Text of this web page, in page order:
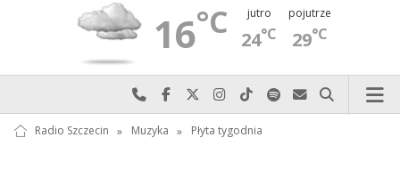
16°C jutro
24°C
pojutrze
29°C
Najlepiej po prostu do nas zadzwoń
Odwiedź nas na Facebook-u
Odwiedź nas na X
Odwiedź nas na Instagram-ie
Odwiedź nas na TikTok-u
Szukaj nas na Spotify
Wyślij do nas
Szukaj
Radio Szczecin » Muzyka » Płyta tygodnia